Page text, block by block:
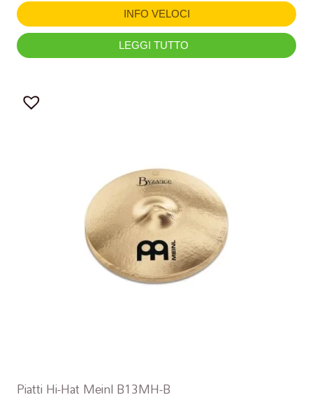
INFO VELOCI
LEGGI TUTTO
Piatti Hi-Hat Meinl B13MH-B